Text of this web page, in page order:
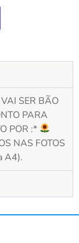
SER BÃO
PARA
POR :*
NAS FOTOS
A4).